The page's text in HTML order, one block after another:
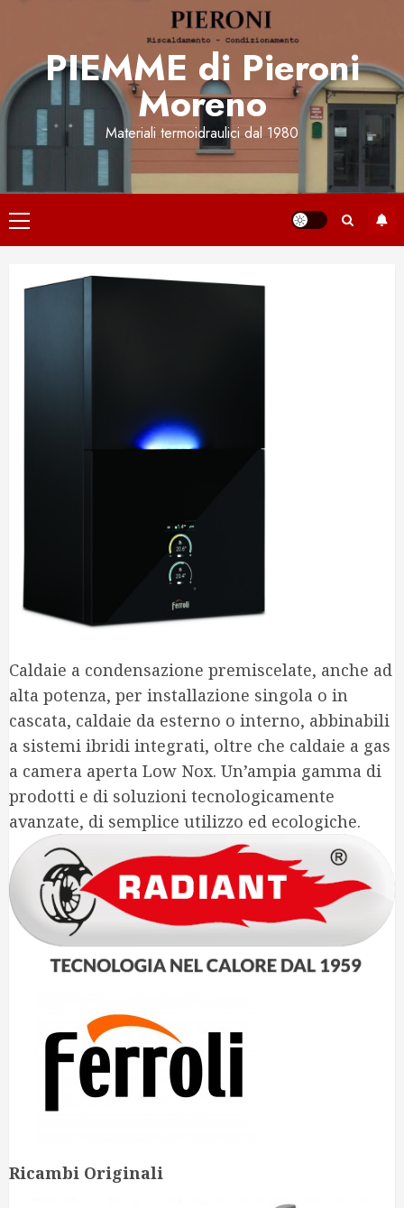
contenutoPIEMME di Pieroni
Moreno
Materiali termoidraulici dal 1980
Menu
principale
Caldaie a condensazione premiscelate, anche ad
alta potenza, per installazione singola o in
cascata, caldaie da esterno o interno, abbinabili
a sistemi ibridi integrati, oltre che caldaie a gas
a camera aperta Low Nox. Un’ampia gamma di
prodotti e di soluzioni tecnologicamente
avanzate, di semplice utilizzo ed ecologiche.
Ricambi Originali